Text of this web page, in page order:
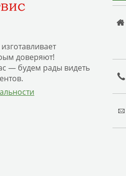
доверяют!
— будем рады видеть